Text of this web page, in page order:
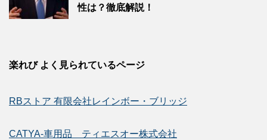
性は？徹底解説！
楽れび よく見られているページ
RBストア 有限会社レインボー・ブリッジ
CATYA-車用品 ティエスオー株式会社